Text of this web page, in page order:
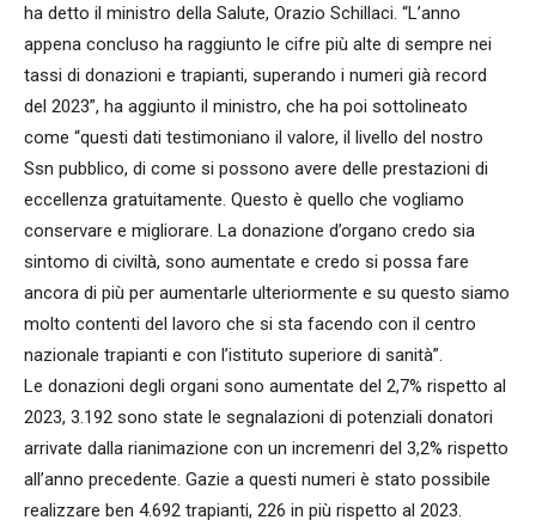
ha detto il ministro della Salute, Orazio Schillaci. “L’anno
appena concluso ha raggiunto le cifre più alte di sempre nei
tassi di donazioni e trapianti, superando i numeri già record
del 2023”, ha aggiunto il ministro, che ha poi sottolineato
come “questi dati testimoniano il valore, il livello del nostro
Ssn pubblico, di come si possono avere delle prestazioni di
eccellenza gratuitamente. Questo è quello che vogliamo
conservare e migliorare. La donazione d’organo credo sia
sintomo di civiltà, sono aumentate e credo si possa fare
ancora di più per aumentarle ulteriormente e su questo siamo
molto contenti del lavoro che si sta facendo con il centro
nazionale trapianti e con l’istituto superiore di sanità”.
Le donazioni degli organi sono aumentate del 2,7% rispetto al
2023, 3.192 sono state le segnalazioni di potenziali donatori
arrivate dalla rianimazione con un incremenri del 3,2% rispetto
all’anno precedente. Gazie a questi numeri è stato possibile
realizzare ben 4.692 trapianti, 226 in più rispetto al 2023.